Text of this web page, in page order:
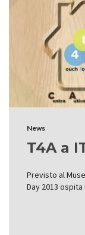
News
T4A a
Previsto al
Day 2013